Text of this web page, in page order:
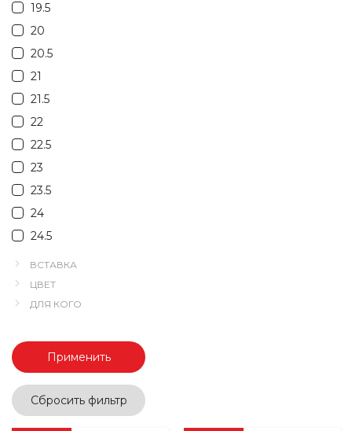
19.5
20
20.5
21
21.5
22
22.5
23
23.5
24
24.5
ВСТАВКА
ЦВЕТ
ДЛЯ КОГО
Применить
Сбросить фильтр